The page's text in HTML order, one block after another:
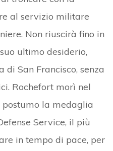
al servizio militare
Non riuscirà fino in
ultimo desiderio,
San Francisco, senza
Rochefort morì nel
la medaglia
Service, il più
in tempo di pace, per